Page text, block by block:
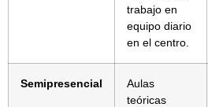
trabajo en
equipo diario
en el centro.
Semipresencial
Aulas
teóricas